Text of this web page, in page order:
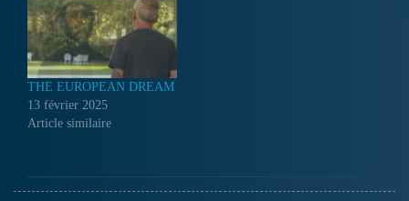
THE EUROPEAN DREAM
13 février 2025
Article similaire